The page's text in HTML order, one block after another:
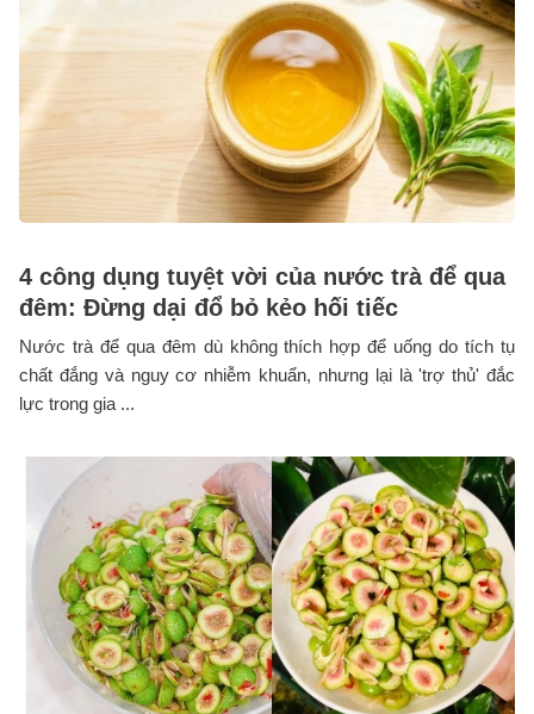
4 công dụng tuyệt vời của nước trà để qua
đêm: Đừng dại đổ bỏ kẻo hối tiếc
Nước trà để qua đêm dù không thích hợp để uống do tích tụ
chất đắng và nguy cơ nhiễm khuẩn, nhưng lại là 'trợ thủ' đắc
lực trong gia ...